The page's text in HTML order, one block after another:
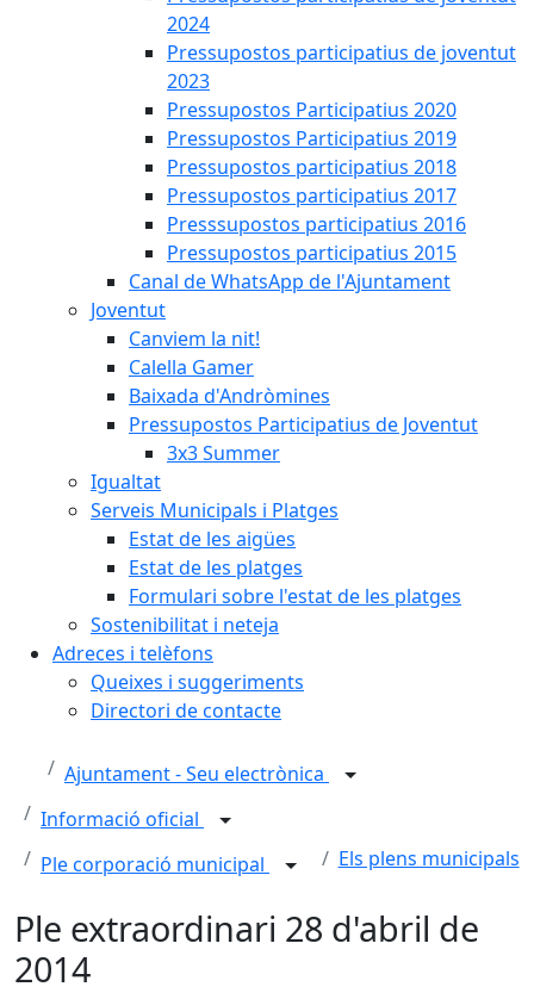
2024
Pressupostos participatius de joventut
2023
Pressupostos Participatius 2020
Pressupostos Participatius 2019
Pressupostos participatius 2018
Pressupostos participatius 2017
Presssupostos participatius 2016
Pressupostos participatius 2015
Canal de WhatsApp de l'Ajuntament
Joventut
Canviem la nit!
Calella Gamer
Baixada d'Andròmines
Pressupostos Participatius de Joventut
3x3 Summer
Igualtat
Serveis Municipals i Platges
Estat de les aigües
Estat de les platges
Formulari sobre l'estat de les platges
Sostenibilitat i neteja
Adreces i telèfons
Queixes i suggeriments
Directori de contacte
Ajuntament - Seu electrònica
Informació oficial
Ple corporació municipal
Els plens municipals
Ple extraordinari 28 d'abril de
2014